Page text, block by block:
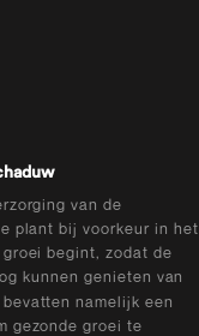
van de
plant bij voorkeur in het
begint, zodat de
kunnen genieten van
namelijk een
gezonde groei te